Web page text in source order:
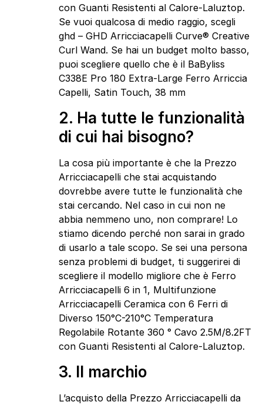
con Guanti Resistenti al Calore-Laluztop.
Se vuoi qualcosa di medio raggio, scegli
ghd – GHD Arricciacapelli Curve® Creative
Curl Wand. Se hai un budget molto basso,
puoi scegliere quello che è il BaByliss
C338E Pro 180 Extra-Large Ferro Arriccia
Capelli, Satin Touch, 38 mm
2. Ha tutte le funzionalità
di cui hai bisogno?
La cosa più importante è che la Prezzo
Arricciacapelli che stai acquistando
dovrebbe avere tutte le funzionalità che
stai cercando. Nel caso in cui non ne
abbia nemmeno uno, non comprare! Lo
stiamo dicendo perché non sarai in grado
di usarlo a tale scopo. Se sei una persona
senza problemi di budget, ti suggerirei di
scegliere il modello migliore che è Ferro
Arricciacapelli 6 in 1, Multifunzione
Arricciacapelli Ceramica con 6 Ferri di
Diverso 150°C-210°C Temperatura
Regolabile Rotante 360 ° Cavo 2.5M/8.2FT
con Guanti Resistenti al Calore-Laluztop.
3. Il marchio
L’acquisto della Prezzo Arricciacapelli da